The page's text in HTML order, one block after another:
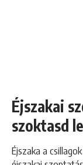
Éjszakai
szoktasd
Éjszaka a